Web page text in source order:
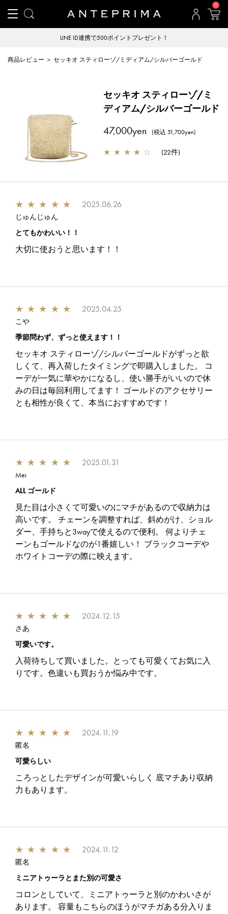
0
LINE ID連携で500ポイントプレゼント！
商品レビュー ＞ セッキオ スティローゾ/ミディアム/シルバーゴールド
セッキオ スティローゾ/ミ
ディアム/シルバーゴールド
47,000yen (税込 51,700yen)
★ ★ ★ ★ ☆ (22件)
★ ★ ★ ★ ★ 2025.06.26
じゅんじゅん
とてもかわいい！！
大切に使おうと思います！！
★ ★ ★ ★ ★ 2025.04.25
こや
季節問わず、ずっと使えます！！
セッキオ スティローゾ/シルバーゴールドがずっと欲
しくて、再入荷したタイミングで即購入しました。 コ
ーデが一気に華やかになるし、使い勝手がいいので休
みの日は毎回利用してます！ ゴールドのアクセサリー
とも相性が良くて、本当におすすめです！
★ ★ ★ ★ ★ 2025.01.31
Mei
ALL ゴールド
見た目は小さくて可愛いのにマチがあるので収納力は
高いです。 チェーンを調整すれば、斜めがけ、ショル
ダー、手持ちと3wayで使えるので便利。 何よりチェ
ーンもゴールドなのが1番嬉しい！ ブラックコーデや
ホワイトコーデの際に映えます。
★ ★ ★ ★ ★ 2024.12.15
さあ
可愛いです。
入荷待ちして買いました。とっても可愛くてお気に入
りです。色違いも買おうか悩み中です。
★ ★ ★ ★ ★ 2024.11.19
匿名
可愛らしい
ころっとしたデザインが可愛いらしく 底マチあり収納
力もあります。
★ ★ ★ ★ ★ 2024.11.12
匿名
ミニアトゥーラとまた別の可愛さ
コロンとしていて、ミニアトゥーラと別のかわいさが
あります。 容量もこちらのほうがマチガある分入りま